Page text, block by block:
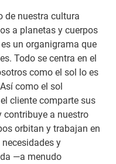
de nuestra cultura
a planetas y cuerpos
un organigrama que
Todo se centra en el
como el sol lo es
como el sol
cliente comparte sus
contribuye a nuestro
orbitan y trabajan en
y
—a menudo